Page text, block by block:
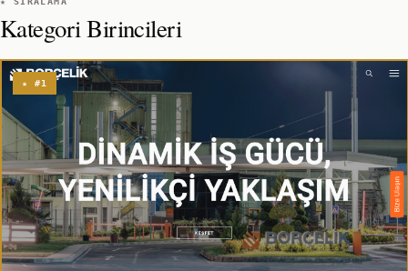
Kategori Birincileri
★ #1